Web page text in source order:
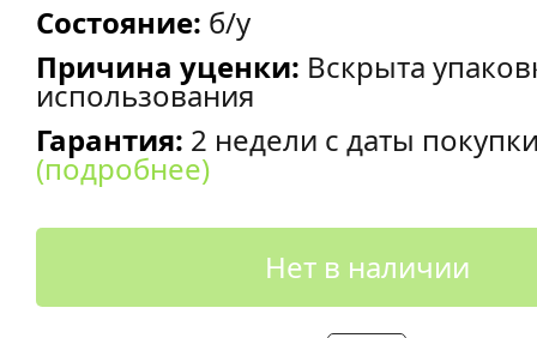
Состояние: б/у
Причина уценки: Вскрыта
использования
Гарантия: 2 недели с даты
(подробнее)
Нет в наличии